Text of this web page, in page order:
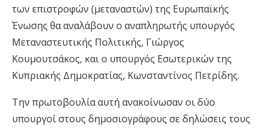
των επιστροφών (μεταναστών) της Ευρωπαϊκής
Ένωσης θα αναλάβουν ο αναπληρωτής υπουργός
Μεταναστευτικής Πολιτικής, Γιώργος
Κουμουτσάκος, και ο υπουργός Εσωτερικών της
Κυπριακής Δημοκρατίας, Κωνσταντίνος Πετρίδης.
Την πρωτοβουλία αυτή ανακοίνωσαν οι δύο
υπουργοί στους δημοσιογράφους σε δηλώσεις τους